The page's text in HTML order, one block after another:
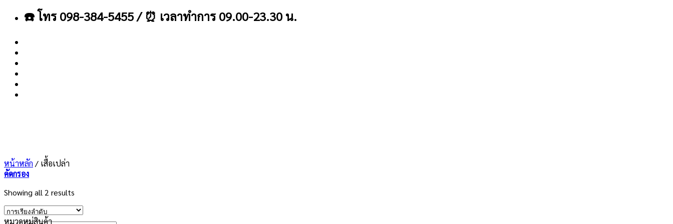
เนื้อหา
☎️ โทร 098-384-5455 / ⏰ เวลาทำการ 09.00-23.30 น.
หน้าหลัก / เสื้อเปล่า
คัดกรอง
Showing all 2 results
หมวดหมู่สินค้า